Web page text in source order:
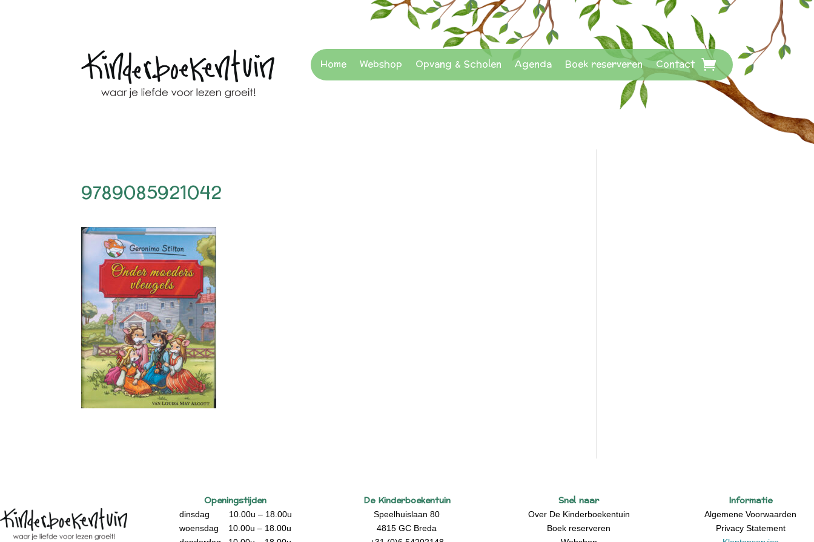
Home Webshop Opvang & Scholen Agenda Boek reserveren Contact
9789085921042
Openingstijden
dinsdag 10.00u – 18.00u
woensdag 10.00u – 18.00u
De Kinderboekentuin
Speelhuislaan 80
4815 GC Breda
Snel naar
Over De Kinderboekentuin
Boek reserveren
Informatie
Algemene Voorwaarden
Privacy Statement